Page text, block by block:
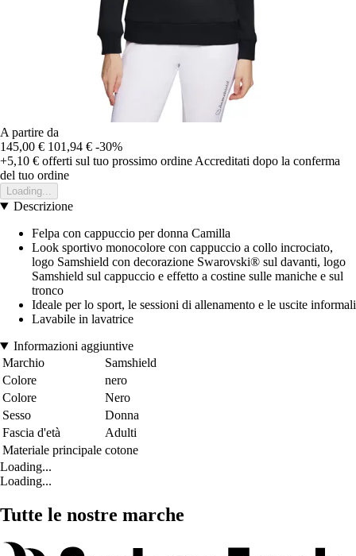
A partire da
145,00 € 101,94 € -30%
+5,10 € offerti sul tuo prossimo ordine Accreditati dopo la conferma
del tuo ordine
Loading...
Descrizione
Felpa con cappuccio per donna Camilla
Look sportivo monocolore con cappuccio a collo incrociato,
logo Samshield con decorazione Swarovski® sul davanti, logo
Samshield sul cappuccio e effetto a costine sulle maniche e sul
tronco
Ideale per lo sport, le sessioni di allenamento e le uscite informali
Lavabile in lavatrice
Informazioni aggiuntive
Marchio
Samshield
Colore
nero
Colore
Nero
Sesso
Donna
Fascia d'età
Adulti
Materiale principale cotone
Loading...
Loading...
Tutte le nostre marche